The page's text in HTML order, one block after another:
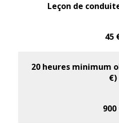
Leçon de
45
20 heures minimum
€)
900